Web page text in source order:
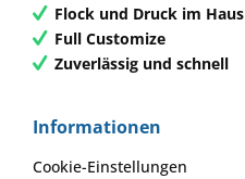
Flock und Druck im Haus
Full Customize
Zuverlässig und schnell
Informationen
Cookie-Einstellungen